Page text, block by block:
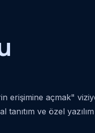
erişimine açmak"
ve özel yazılım